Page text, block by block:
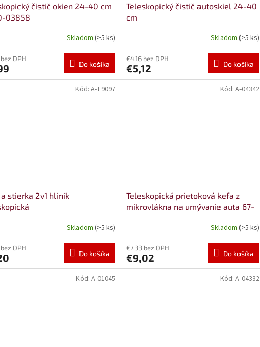
čistič okien 24-40 cm
03858
Skladom (>5 ks)
DPH
Do košíka
Teleskopický čistič autoskiel 24-40
cm
Skladom (>5 ks)
€4,16 bez DPH
€5,12 Do košíka
stierka 2v1 hliník
Skladom (>5 ks)
DPH
Do košíka
Kód: A-T9097
Teleskopická prietoková kefa z
mikrovlákna na umývanie auta 67-
Skladom (>5 ks)
€7,33 bez DPH
€9,02 Do košíka
Kód: A-04342
Kód: A-01045 Kód: A-04332